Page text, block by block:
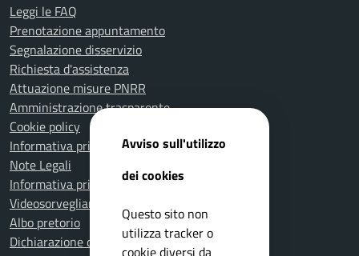
Leggi le FAQ
Prenotazione appuntamento
Segnalazione disservizio
Richiesta d'assistenza
Attuazione misure PNRR
Amministrazione trasparente
Cookie policy
Informativa privacy
Note Legali
Informativa privacy Polizia Locale
Videosorveglianza e privacy
Albo pretorio
Dichiarazione di accessibilità
Avviso sull'utilizzo
dei cookies
Questo sito non
utilizza tracker o
cookie diversi da